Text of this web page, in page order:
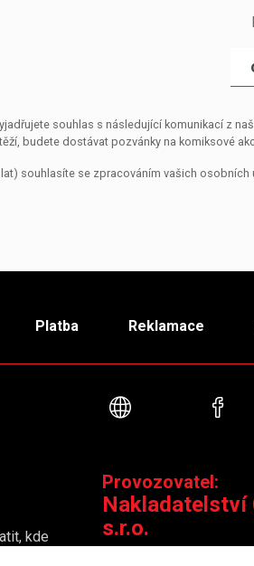
souhlas s následující komunikací z
budete dostávat pozvánky na komiksové
souhlasíte se zpracováním vašich
Platba Reklamace
Webové
kde
Provozovatel:
Nakladatelství
s.r.o.